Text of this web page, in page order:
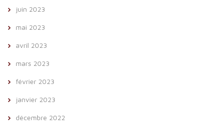
juin 2023
mai 2023
avril 2023
mars 2023
février 2023
janvier 2023
décembre 2022